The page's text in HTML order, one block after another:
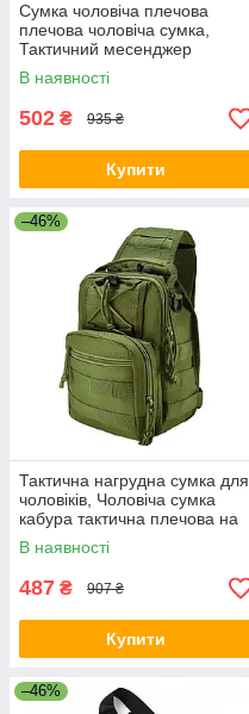
Сумка чоловіча плечова
плечова чоловіча сумка,
Тактичний месенджер
армійська CZ-83
В наявності
502 ₴ 935 ₴
Купити
–46%
Тактична нагрудна сумка для
чоловіків, Чоловіча сумка
кабура тактична плечова на
груди ER-52
В наявності
487 ₴ 907 ₴
Купити
–46%